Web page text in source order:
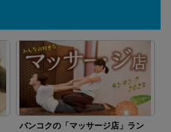
バンコクの「マッサージ店」ラン